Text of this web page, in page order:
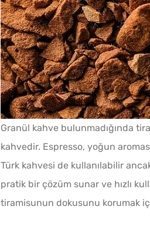
Granül kahve bulunmadığında
kahvedir. Espresso, yoğun
Türk kahvesi de kullanılabilir
pratik bir çözüm sunar ve hızlı
tiramisunun dokusunu korumak